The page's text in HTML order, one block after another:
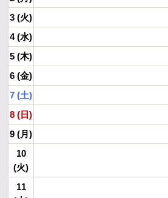
3 (火)
4 (水)
5 (木)
6 (金)
7 (土)
8 (日)
9 (月)
10
(火)
11